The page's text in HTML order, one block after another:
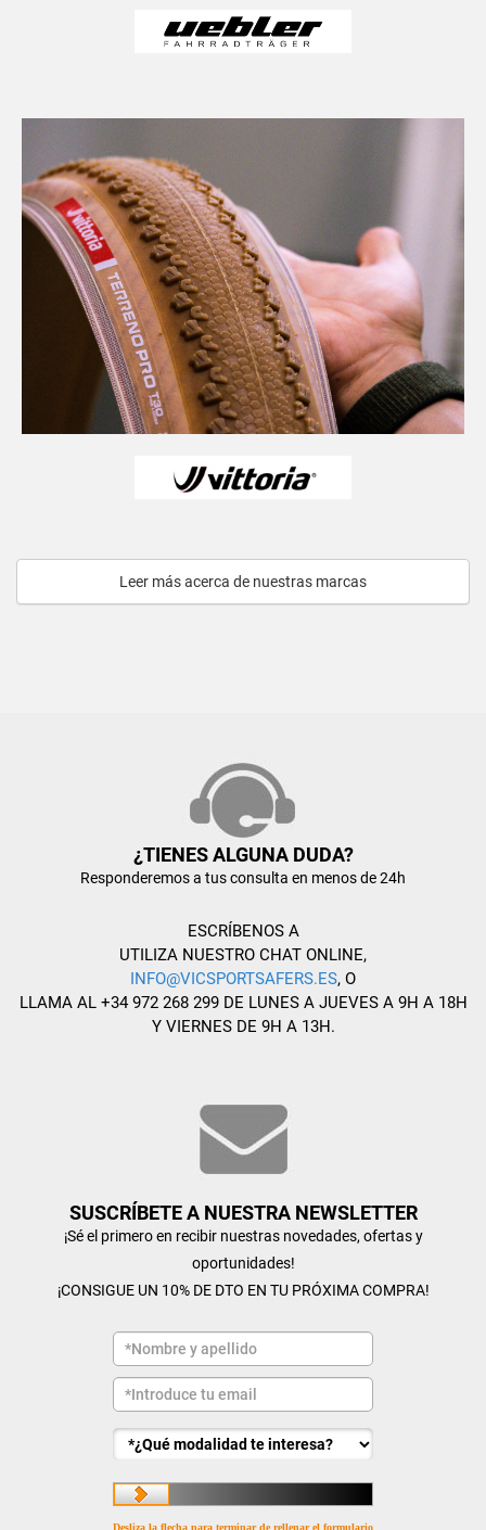
Leer más acerca de nuestras marcas
¿TIENES ALGUNA DUDA?
Responderemos a tus consulta en menos de 24h
ESCRÍBENOS A
UTILIZA NUESTRO CHAT ONLINE,
INFO@VICSPORTSAFERS.ES, O
LLAMA AL +34 972 268 299 DE LUNES A JUEVES A 9H A 18H
Y VIERNES DE 9H A 13H.
SUSCRÍBETE A NUESTRA NEWSLETTER
¡Sé el primero en recibir nuestras novedades, ofertas y
oportunidades!
¡CONSIGUE UN 10% DE DTO EN TU PRÓXIMA COMPRA!